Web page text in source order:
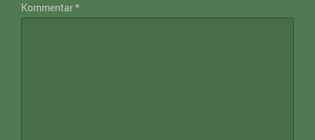
Kommentar*